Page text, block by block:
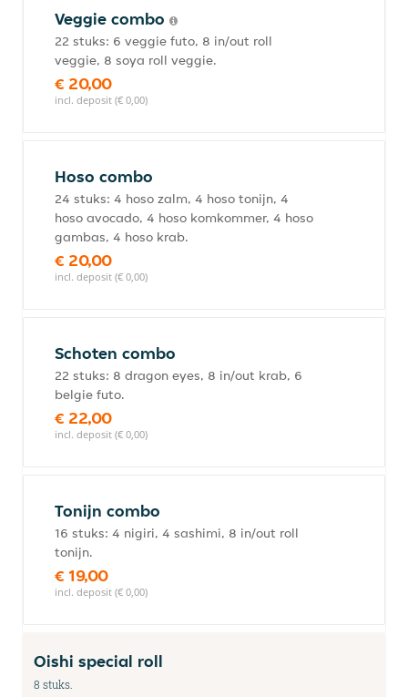
Veggie combo
22 stuks: 6 veggie futo, 8 in/out roll
veggie, 8 soya roll veggie.
€ 20,00
incl. deposit (€ 0,00)
Hoso combo
24 stuks: 4 hoso zalm, 4 hoso tonijn, 4
hoso avocado, 4 hoso komkommer, 4 hoso
gambas, 4 hoso krab.
€ 20,00
incl. deposit (€ 0,00)
Schoten combo
22 stuks: 8 dragon eyes, 8 in/out krab, 6
belgie futo.
€ 22,00
incl. deposit (€ 0,00)
Tonijn combo
16 stuks: 4 nigiri, 4 sashimi, 8 in/out roll
tonijn.
€ 19,00
incl. deposit (€ 0,00)
Oishi special roll
8 stuks.